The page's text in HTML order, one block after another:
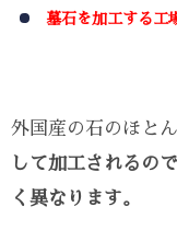
墓石を加工する工
外国産の石のほとん
して加工されるの
く異なります。